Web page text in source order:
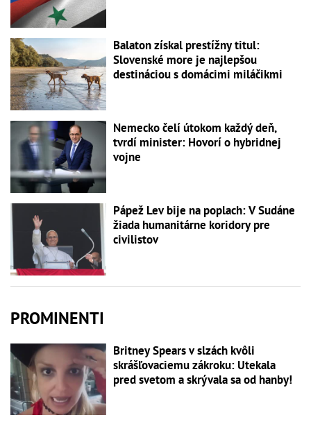
Balaton získal prestížny titul:
Slovenské more je najlepšou
destináciou s domácimi miláčikmi
Nemecko čelí útokom každý deň,
tvrdí minister: Hovorí o hybridnej
vojne
Pápež Lev bije na poplach: V Sudáne
žiada humanitárne koridory pre
civilistov
PROMINENTI
Britney Spears v slzách kvôli
skrášľovaciemu zákroku: Utekala
pred svetom a skrývala sa od hanby!